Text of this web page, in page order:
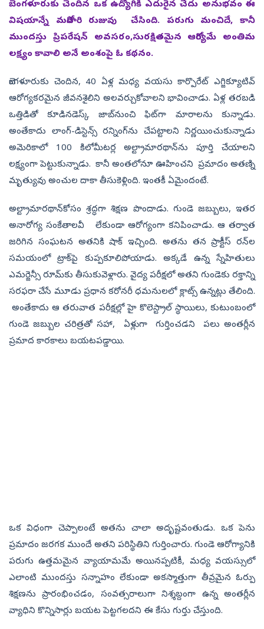
బెంగళూరుకు చెందిన ఒక ఉద్యోగికి ఎదురైన చేదు అనుభవం ఈ
విషయాన్నే మరోసారి రుజువు చేసింది. పరుగు మంచిదే, కానీ
ముందస్తు ప్రిపరేషన్ అవసరం,సురక్షితమైన ఆరోగ్యమే అంతిమ
లక్ష్యం కావాలి అనే అంశంపై ఓ కథనం.
బెంగళూరుకు చెందిన, 40 ఏళ్ల మధ్య వయసు కార్పొరేట్ ఎగ్జిక్యూటివ్
ఆరోగ్యకరమైన జీవనశైలిని అలవర్చుకోవాలని భావించాడు. ఏళ్ల తరబడి
ఒత్తిడితో కూడినడెస్క్ జాబ్‌నుంచి ఫిట్‌గా మారాలను కున్నాడు.
అంతేకాదు లాంగ్-డిస్టెన్స్ రన్నింగ్‌ను చేపట్టాలని నిర్ణయించుకున్నాడు
అమెరికాలో 100 కిలోమీటర్ల అల్ట్రామారథాన్‌ను పూర్తి చేయాలని
లక్ష్యంగా పెట్టుకున్నాడు. కానీ అంతలోనూ ఊహించని ప్రమాదం అతణ్ని
మృత్యువు అంచుల దాకా తీసుకెళ్లింది. ఇంతకీ ఏమైందంటే.
అల్ట్రామారథాన్‌కోసం శ్రద్ధగా శిక్షణ పొందాడు. గుండె జబ్బులు, ఇతర
అనారోగ్య సంకేతాలవీ లేకుండా ఆరోగ్యంగా కనిపించాడు. ఆ తర్వాత
జరిగిన సంఘటన అతనికి షాక్ ఇచ్చింది. అతను తన ప్రాక్టీస్ రన్‌ల
సమయంలో ట్రాక్‌పై కుప్పకూలిపోయాడు. అక్కడే ఉన్న స్నేహితులు
ఎమర్జెన్సీ రూమ్‌కు తీసుకువెళ్లారు. వైద్య పరీక్షలో అతని గుండెకు రక్తాన్ని
సరఫరా చేసే మూడు ప్రధాన కరోనరీ ధమనులలో క్లాట్స్‌ ఉన్నట్లు తేలింది.
అంతేకాదు ఆ తరువాత పరీక్షల్లో హై కొలెస్ట్రాల్ స్థాయిలు, కుటుంబంలో
గుండె జబ్బుల చరిత్రతో సహా, ఏళ్లుగా గుర్తించడని పలు అంతర్లీన
ప్రమాద కారకాలు బయటపడ్డాయి.
ఒక విధంగా చెప్పాలంటే అతను చాలా అదృష్టవంతుడు. ఒక పెను
ప్రమాదం జరగక ముందే అతని పరిస్థితిని గుర్తించారు. గుండె ఆరోగ్యానికి
పరుగు ఉత్తమమైన వ్యాయామమే అయినప్పటికీ, మధ్య వయస్సులో
ఎలాంటి ముందస్తు సన్నాహం లేకుండా అకస్మాత్తుగా తీవ్రమైన ఓర్పు
శిక్షణను ప్రారంభించడం, సంవత్సరాలుగా నిశ్శబ్దంగా ఉన్న అంతర్లీన
వ్యాధిని కొన్నిసార్లు బయట పెట్టగలదని ఈ కేసు గుర్తు చేస్తుంది.